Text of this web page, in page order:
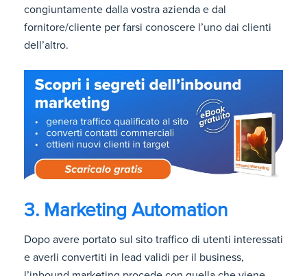
congiuntamente dalla vostra azienda e dal
fornitore/cliente per farsi conoscere l’uno dai clienti
dell’altro.
3. Marketing Automation
Dopo avere portato sul sito traffico di utenti interessati
e averli convertiti in lead validi per il business,